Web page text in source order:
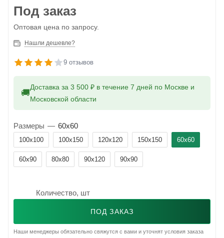
Под заказ
Оптовая цена по запросу.
Нашли дешевле?
9 отзывов
🚚
Доставка за 3 500 ₽ в течение 7 дней по Москве и
Московской области
Размеры — 60x60
100x100 100x150 120x120 150x150 60x60
60x90 80x80 90x120 90x90
Количество, шт
ПОД ЗАКАЗ
Наши менеджеры обязательно свяжутся с вами и уточнят условия заказа